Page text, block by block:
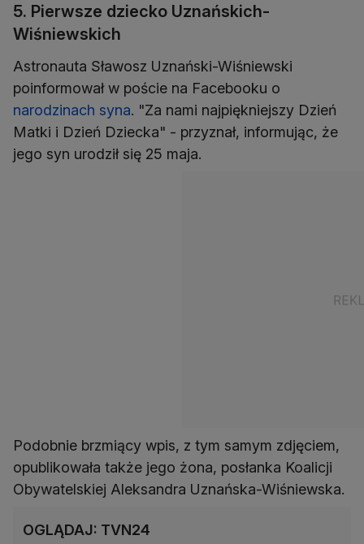
5. Pierwsze dziecko Uznańskich-
Wiśniewskich
Astronauta Sławosz Uznański-Wiśniewski
poinformował w poście na Facebooku o
narodzinach syna. "Za nami najpiękniejszy Dzień
Matki i Dzień Dziecka" - przyznał, informując, że
jego syn urodził się 25 maja.
Podobnie brzmiący wpis, z tym samym zdjęciem,
opublikowała także jego żona, posłanka Koalicji
Obywatelskiej Aleksandra Uznańska-Wiśniewska.
OGLĄDAJ: TVN24